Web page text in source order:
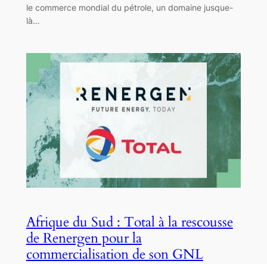
le commerce mondial du pétrole, un domaine jusque-
là…
Afrique du Sud : Total à la rescousse
de Renergen pour la
commercialisation de son GNL